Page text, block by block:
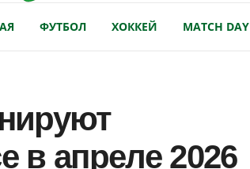
ФУТБОЛ ХОККЕЙ MATCH DAY
в апреле 2026